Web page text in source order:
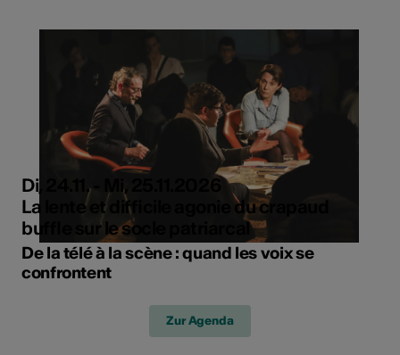
Di, 24.11. - Mi, 25.11.2026
La lente et difficile agonie du crapaud
buffle sur le socle patriarcal
De la télé à la scène : quand les voix se
confrontent
Zur Agenda